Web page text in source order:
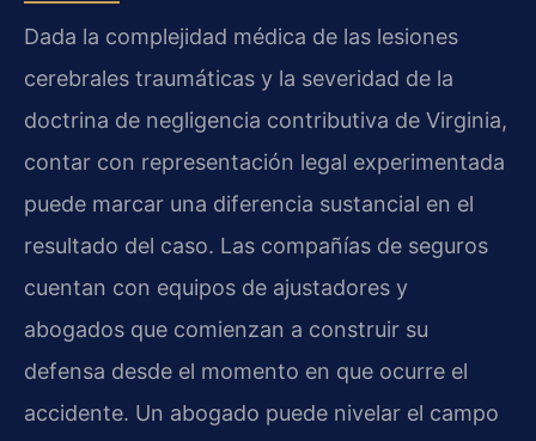
Dada la complejidad médica de las lesiones
cerebrales traumáticas y la severidad de la
doctrina de negligencia contributiva de Virginia,
contar con representación legal experimentada
puede marcar una diferencia sustancial en el
resultado del caso. Las compañías de seguros
cuentan con equipos de ajustadores y
abogados que comienzan a construir su
defensa desde el momento en que ocurre el
accidente. Un abogado puede nivelar el campo